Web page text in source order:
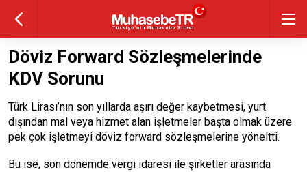
Döviz Forward Sözleşmelerinde
KDV Sorunu
Türk Lirası’nın son yıllarda aşırı değer kaybetmesi, yurt
dışından mal veya hiz­met alan işletmeler başta olmak üzere
pek çok işletmeyi döviz forward sözleşmelerine yöneltti.
Bu ise, son dönemde vergi idaresi ile şirketler arasında